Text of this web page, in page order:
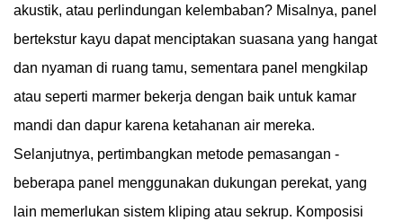
akustik, atau perlindungan kelembaban? Misalnya, panel
bertekstur kayu dapat menciptakan suasana yang hangat
dan nyaman di ruang tamu, sementara panel mengkilap
atau seperti marmer bekerja dengan baik untuk kamar
mandi dan dapur karena ketahanan air mereka.
Selanjutnya, pertimbangkan metode pemasangan -
beberapa panel menggunakan dukungan perekat, yang
lain memerlukan sistem kliping atau sekrup. Komposisi